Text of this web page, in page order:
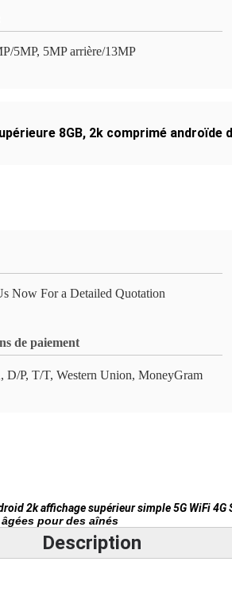
5MP, 5MP arrière/13MP
8GB, 2k comprimé androïde
Now For a Detailed Quotation
de paiement
D/P, T/T, Western Union, MoneyGram
2k affichage supérieur simple 5G WiFi 4G
pour des aînés
Description